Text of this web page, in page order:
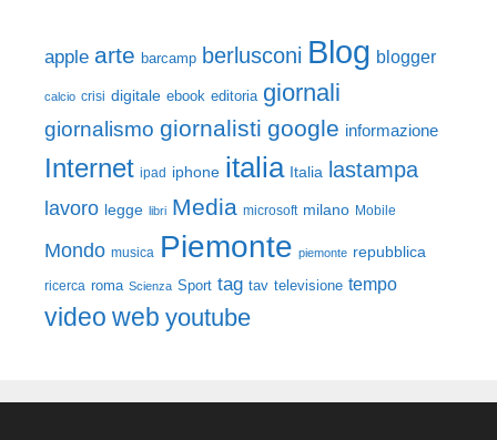
apple arte barcamp berlusconi Blog blogger
calcio crisi digitale ebook editoria giornali
giornalismo giornalisti google informazione
Internet ipad iphone italia Italia lastampa
lavoro legge libri Media microsoft milano Mobile
Mondo musica Piemonte piemonte repubblica
ricerca roma Scienza Sport tag tav televisione tempo
video web youtube